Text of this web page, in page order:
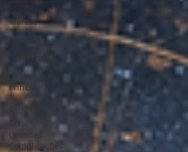
Grandes
Marcas
Opinião
Destaque
Principal
Série Solares
Série
Grandes
Complicações